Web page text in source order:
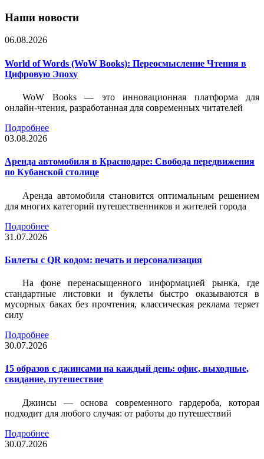
Наши новости
06.08.2026
World of Words (WoW Books): Переосмысление Чтения в
Цифровую Эпоху
WoW Books — это инновационная платформа для
онлайн-чтения, разработанная для современных читателей
Подробнее
03.08.2026
Аренда автомобиля в Краснодаре: Свобода передвижения
по Кубанской столице
Аренда автомобиля становится оптимальным решением
для многих категорий путешественников и жителей города
Подробнее
31.07.2026
Билеты c QR кодом: печать и персонализация
На фоне перенасыщенного информацией рынка, где
стандартные листовки и буклеты быстро оказываются в
мусорных баках без прочтения, классическая реклама теряет
силу
Подробнее
30.07.2026
15 образов с джинсами на каждый день: офис, выходные,
свидание, путешествие
Джинсы — основа современного гардероба, которая
подходит для любого случая: от работы до путешествий
Подробнее
30.07.2026